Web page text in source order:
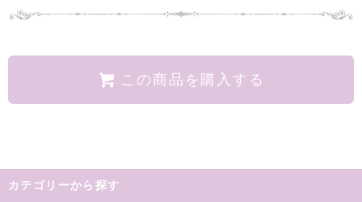
この商品を購入する
カテゴリーから探す